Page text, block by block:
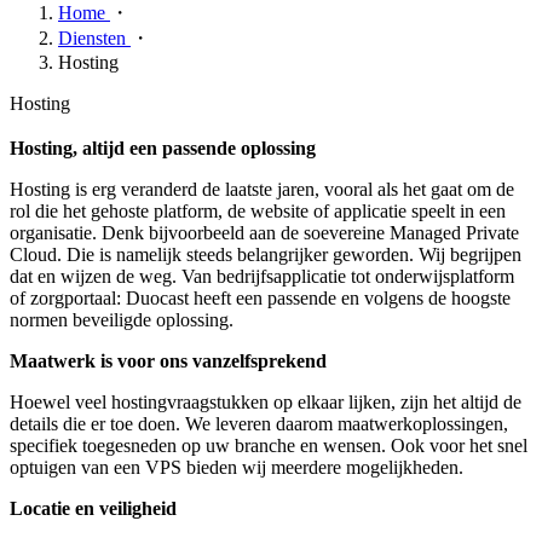
Home
・
Diensten
・
Hosting
Hosting
Hosting, altijd een passende oplossing
Hosting is erg veranderd de laatste jaren, vooral als het gaat om de
rol die het gehoste platform, de website of applicatie speelt in een
organisatie. Denk bijvoorbeeld aan de soevereine Managed Private
Cloud. Die is namelijk steeds belangrijker geworden. Wij begrijpen
dat en wijzen de weg. Van bedrijfsapplicatie tot onderwijsplatform
of zorgportaal: Duocast heeft een passende en volgens de hoogste
normen beveiligde oplossing.
Maatwerk is voor ons vanzelfsprekend
Hoewel veel hostingvraagstukken op elkaar lijken, zijn het altijd de
details die er toe doen. We leveren daarom maatwerkoplossingen,
specifiek toegesneden op uw branche en wensen. Ook voor het snel
optuigen van een VPS bieden wij meerdere mogelijkheden.
Locatie en veiligheid